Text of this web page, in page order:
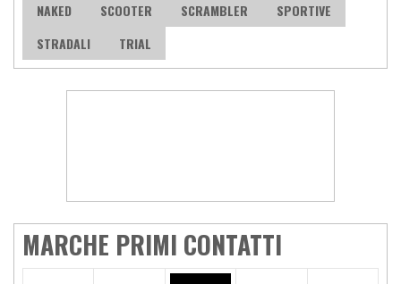
NAKED
SCOOTER SCRAMBLER
SPORTIVE
STRADALI
TRIAL
MARCHE PRIMI CONTATTI